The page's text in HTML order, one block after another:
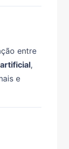
entre
,
e